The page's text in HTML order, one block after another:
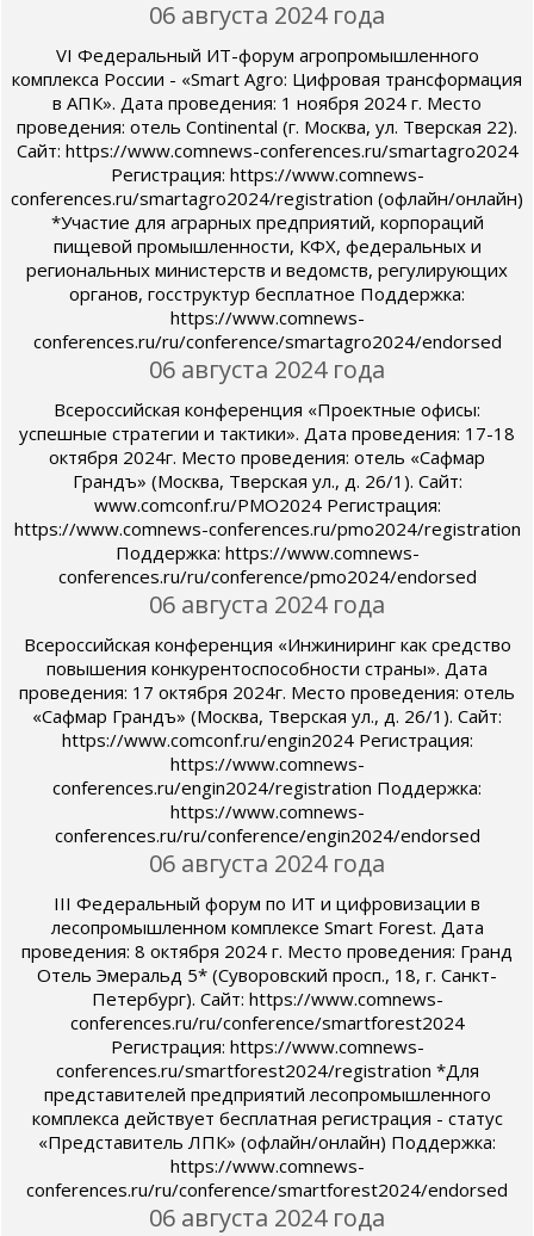
06 августа 2024 года
VI Федеральный ИТ-форум агропромышленного
комплекса России - «Smart Agro: Цифровая трансформация
в АПК». Дата проведения: 1 ноября 2024 г. Место
проведения: отель Continental (г. Москва, ул. Тверская 22).
Сайт: https://www.comnews-conferences.ru/smartagro2024
Регистрация: https://www.comnews-
conferences.ru/smartagro2024/registration (офлайн/онлайн)
*Участие для аграрных предприятий, корпораций
пищевой промышленности, КФХ, федеральных и
региональных министерств и ведомств, регулирующих
органов, госструктур бесплатное Поддержка:
https://www.comnews-
conferences.ru/ru/conference/smartagro2024/endorsed
06 августа 2024 года
Всероссийская конференция «Проектные офисы:
успешные стратегии и тактики». Дата проведения: 17-18
октября 2024г. Место проведения: отель «Сафмар
Грандъ» (Москва, Тверская ул., д. 26/1). Сайт:
www.comconf.ru/PMO2024 Регистрация:
https://www.comnews-conferences.ru/pmo2024/registration
Поддержка: https://www.comnews-
conferences.ru/ru/conference/pmo2024/endorsed
06 августа 2024 года
Всероссийская конференция «Инжиниринг как средство
повышения конкурентоспособности страны». Дата
проведения: 17 октября 2024г. Место проведения: отель
«Сафмар Грандъ» (Москва, Тверская ул., д. 26/1). Сайт:
https://www.comconf.ru/engin2024 Регистрация:
https://www.comnews-
conferences.ru/engin2024/registration Поддержка:
https://www.comnews-
conferences.ru/ru/conference/engin2024/endorsed
06 августа 2024 года
III Федеральный форум по ИТ и цифровизации в
лесопромышленном комплексе Smart Forest. Дата
проведения: 8 октября 2024 г. Место проведения: Гранд
Отель Эмеральд 5* (Суворовский просп., 18, г. Санкт-
Петербург). Сайт: https://www.comnews-
conferences.ru/ru/conference/smartforest2024
Регистрация: https://www.comnews-
conferences.ru/smartforest2024/registration *Для
представителей предприятий лесопромышленного
комплекса действует бесплатная регистрация - статус
«Представитель ЛПК» (офлайн/онлайн) Поддержка:
https://www.comnews-
conferences.ru/ru/conference/smartforest2024/endorsed
06 августа 2024 года